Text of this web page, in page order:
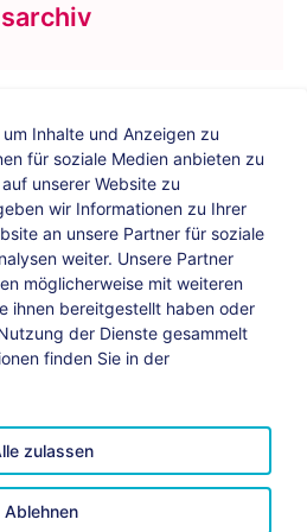
Instagram| Facebook|
YouTube
Suche Datenschutz
widerrufen
anpassen
Inhalte und Anzeigen zu
für soziale Medien anbieten zu
unserer Website zu
wir Informationen zu Ihrer
an unsere Partner für soziale
weiter. Unsere Partner
möglicherweise mit weiteren
ihnen bereitgestellt haben oder
der Dienste gesammelt
finden Sie in der
Ablehnen
zulassen